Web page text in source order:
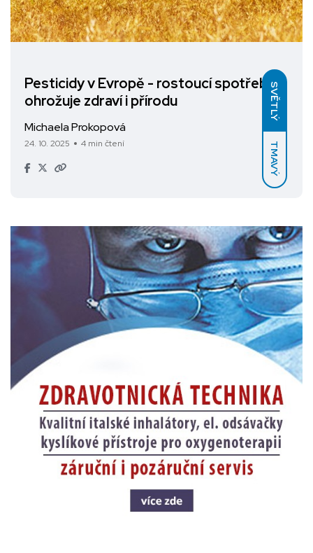
SVĚTLÝ
TMAVÝ
Pesticidy v Evropě - rostoucí spotřeba
ohrožuje zdraví i přírodu
Michaela Prokopová
24. 10. 2025 4 min čtení